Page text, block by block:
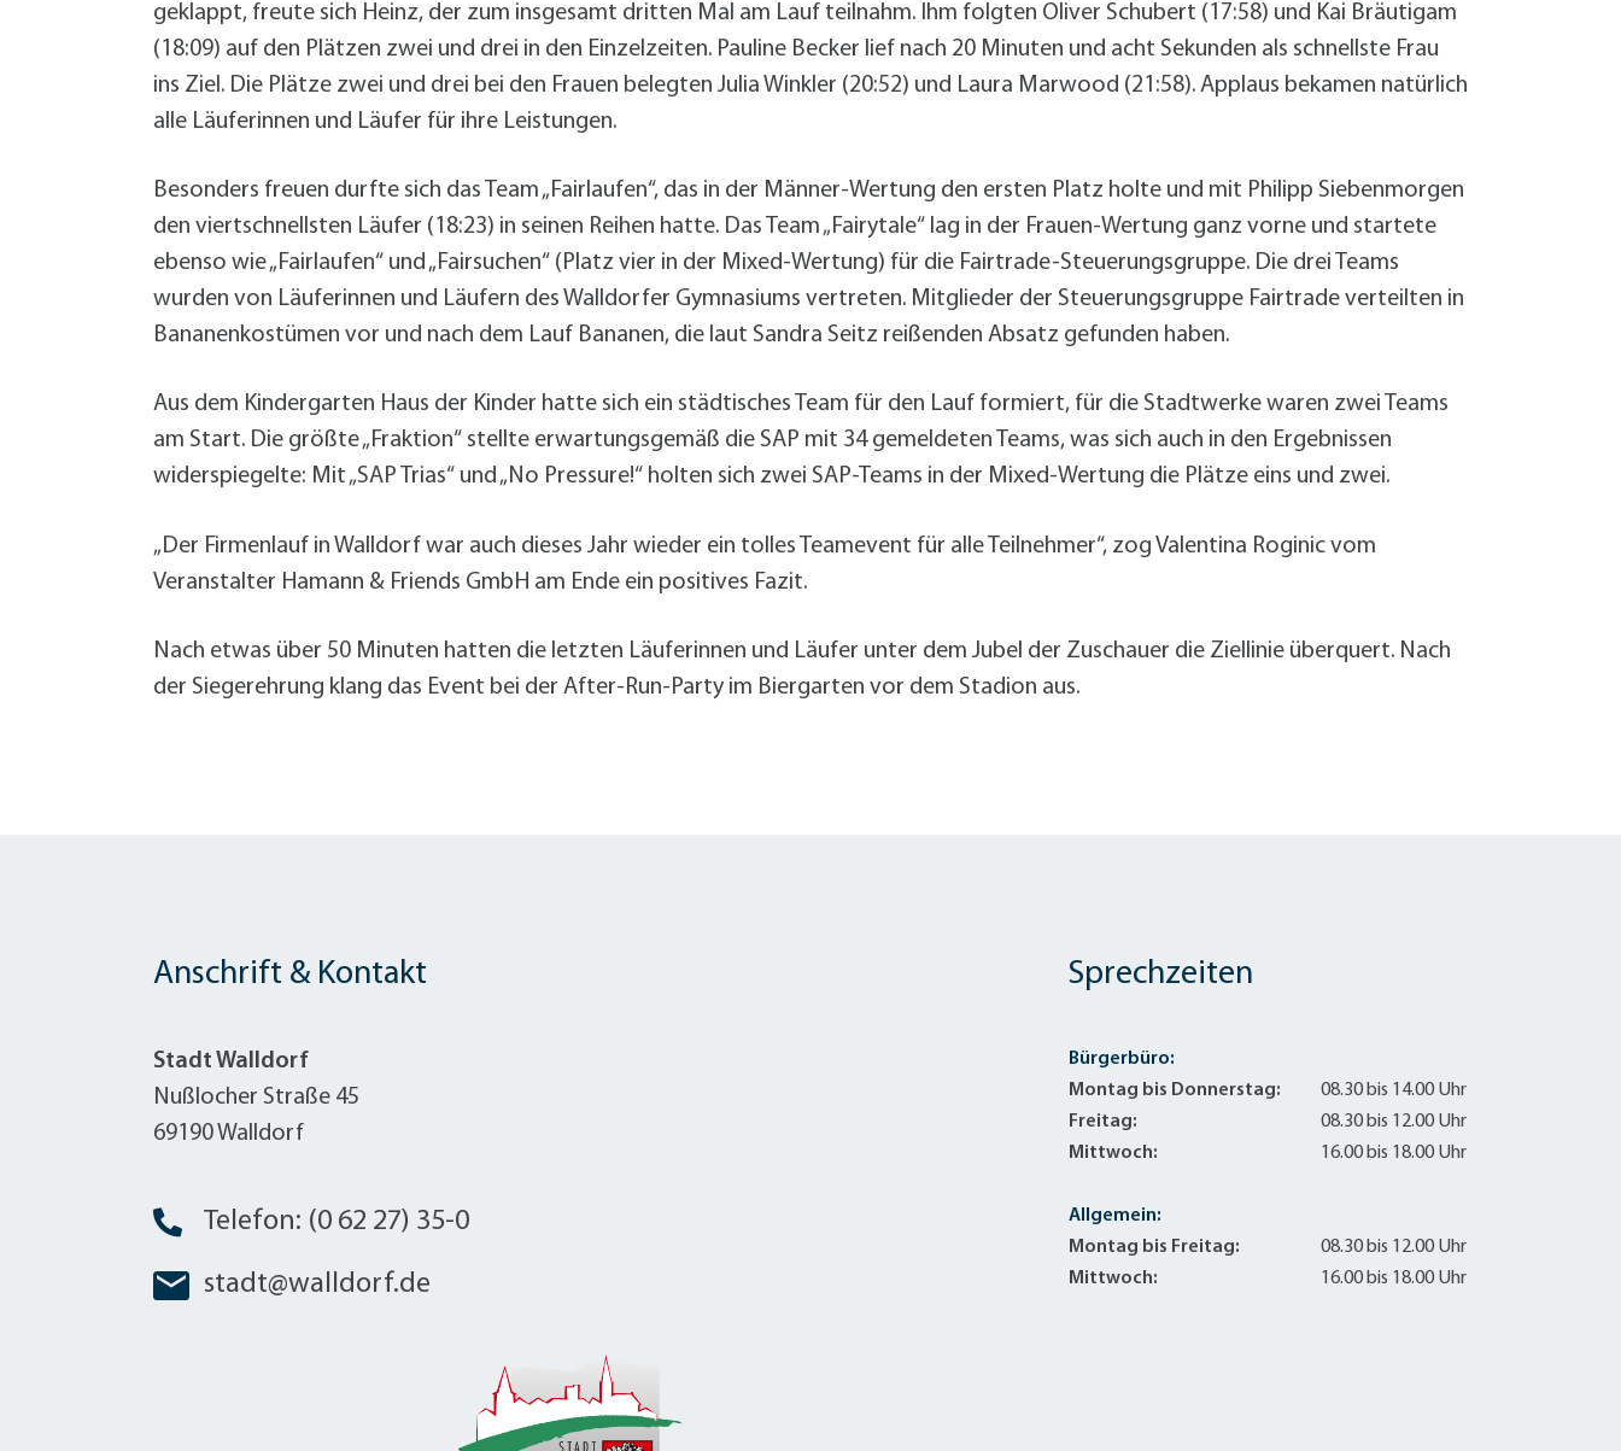
geklappt, freute sich Heinz, der zum insgesamt dritten Mal am Lauf teilnahm. Ihm folgten Oliver Schubert (17:58) und Kai Bräutigam
(18:09) auf den Plätzen zwei und drei in den Einzelzeiten. Pauline Becker lief nach 20 Minuten und acht Sekunden als schnellste Frau
ins Ziel. Die Plätze zwei und drei bei den Frauen belegten Julia Winkler (20:52) und Laura Marwood (21:58). Applaus bekamen natürlich
alle Läuferinnen und Läufer für ihre Leistungen.
Besonders freuen durfte sich das Team „Fairlaufen“, das in der Männer-Wertung den ersten Platz holte und mit Philipp Siebenmorgen
den viertschnellsten Läufer (18:23) in seinen Reihen hatte. Das Team „Fairytale“ lag in der Frauen-Wertung ganz vorne und startete
ebenso wie „Fairlaufen“ und „Fairsuchen“ (Platz vier in der Mixed-Wertung) für die Fairtrade-Steuerungsgruppe. Die drei Teams
wurden von Läuferinnen und Läufern des Walldorfer Gymnasiums vertreten. Mitglieder der Steuerungsgruppe Fairtrade verteilten in
Bananenkostümen vor und nach dem Lauf Bananen, die laut Sandra Seitz reißenden Absatz gefunden haben.
Aus dem Kindergarten Haus der Kinder hatte sich ein städtisches Team für den Lauf formiert, für die Stadtwerke waren zwei Teams
am Start. Die größte „Fraktion“ stellte erwartungsgemäß die SAP mit 34 gemeldeten Teams, was sich auch in den Ergebnissen
widerspiegelte: Mit „SAP Trias“ und „No Pressure!“ holten sich zwei SAP-Teams in der Mixed-Wertung die Plätze eins und zwei.
„Der Firmenlauf in Walldorf war auch dieses Jahr wieder ein tolles Teamevent für alle Teilnehmer“, zog Valentina Roginic vom
Veranstalter Hamann & Friends GmbH am Ende ein positives Fazit.
Nach etwas über 50 Minuten hatten die letzten Läuferinnen und Läufer unter dem Jubel der Zuschauer die Ziellinie überquert. Nach
der Siegerehrung klang das Event bei der After-Run-Party im Biergarten vor dem Stadion aus.
Anschrift & Kontakt
Stadt Walldorf
Nußlocher Straße 45
69190 Walldorf
Telefon: (0 62 27) 35-0
stadt@walldorf.de
Sprechzeiten
Bürgerbüro:
Montag bis Donnerstag:
08.30 bis 14.00 Uhr
Freitag:
08.30 bis 12.00 Uhr
Mittwoch:
16.00 bis 18.00 Uhr
Allgemein:
Montag bis Freitag:
08.30 bis 12.00 Uhr
Mittwoch:
16.00 bis 18.00 Uhr